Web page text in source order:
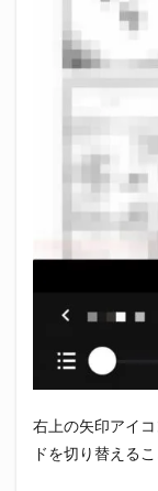
右上の矢印アイ
ドを切り替える